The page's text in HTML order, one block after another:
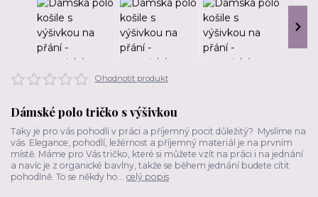
Ohodnotit produkt
Dámské polo tričko s výšivkou
Taky je pro vás pohodlí v práci a příjemný pocit důležitý? Myslíme na
vás. Elegance, pohodlí, ležérnost a příjemný materiál je na prvním
místě. Máme pro Vás tričko, které si můžete vzít na práci i na jednání
a navíc je z organické bavlny, takže se během jednání budete cítit
pohodlně. To se někdy ho... celý popis